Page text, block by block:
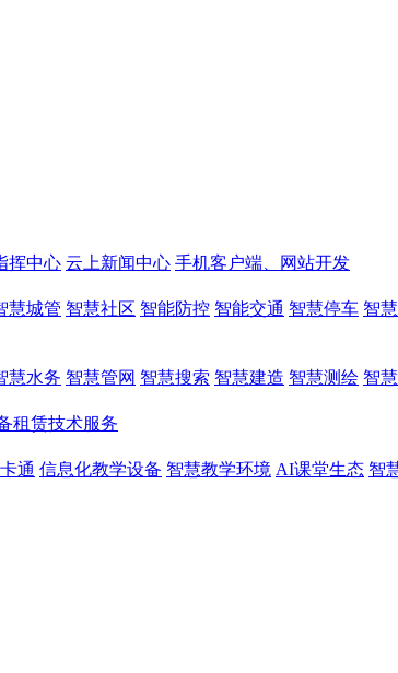
挥中心 云上新闻中心 手机客户端、网站开发
慧城管 智慧社区 智能防控 智能交通 智慧停车 智
慧水务 智慧管网 智慧搜索 智慧建造 智慧测绘 智
租赁技术服务
通 信息化教学设备 智慧教学环境 AI课堂生态 智